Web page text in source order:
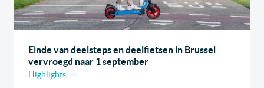
Einde van deelsteps en deelfietsen in Brussel
vervroegd naar 1 september
Highlights